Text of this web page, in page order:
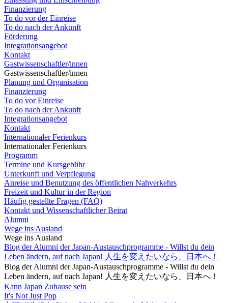
Finanzierung
To do vor der Einreise
To do nach der Ankunft
Förderung
Integrationsangebot
Kontakt
Gastwissenschaftler/innen
Gastwissenschaftler/innen
Planung und Organisation
Finanzierung
To do vor Einreise
To do nach der Ankunft
Integrationsangebot
Kontakt
Internationaler Ferienkurs
Internationaler Ferienkurs
Programm
Termine und Kursgebühr
Unterkunft und Verpflegung
Anreise und Benutzung des öffentlichen Nahverkehrs
Freizeit und Kultur in der Region
Häufig gestellte Fragen (FAQ)
Kontakt und Wissenschaftlicher Beirat
Alumni
Wege ins Ausland
Wege ins Ausland
Blog der Alumni der Japan-Austauschprogramme - Willst du dein
Leben ändern, auf nach Japan! 人生を変えたいなら、日本へ！
Blog der Alumni der Japan-Austauschprogramme - Willst du dein
Leben ändern, auf nach Japan! 人生を変えたいなら、日本へ！
Kann Japan Zuhause sein
It's Not Just Pop